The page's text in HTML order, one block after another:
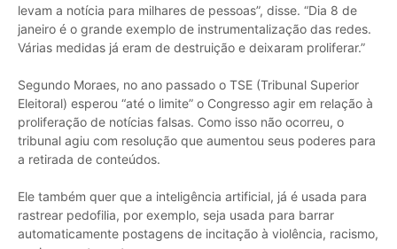
levam a notícia para milhares de pessoas”, disse. “Dia 8 de
janeiro é o grande exemplo de instrumentalização das redes.
Várias medidas já eram de destruição e deixaram proliferar.”
Segundo Moraes, no ano passado o TSE (Tribunal Superior
Eleitoral) esperou “até o limite” o Congresso agir em relação à
proliferação de notícias falsas. Como isso não ocorreu, o
tribunal agiu com resolução que aumentou seus poderes para
a retirada de conteúdos.
Ele também quer que a inteligência artificial, já é usada para
rastrear pedofilia, por exemplo, seja usada para barrar
automaticamente postagens de incitação à violência, racismo,